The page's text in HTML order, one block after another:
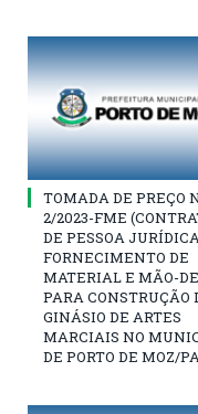
TOMADA DE PREÇO
2/2023-FME
DE PESSOA
FORNECIMENTO DE
MATERIAL E MÃO-
PARA CONSTRUÇÃO
GINÁSIO DE ARTES
MARCIAIS NO
DE PORTO DE MOZ/